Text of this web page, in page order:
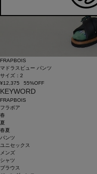
FRAPBOIS
マドラスビュー パンツ
サイズ：2
¥12,375
55%OFF
KEYWORD
FRAPBOIS
フラボア
春
夏
春夏
パンツ
ユニセックス
メンズ
シャツ
ブラウス